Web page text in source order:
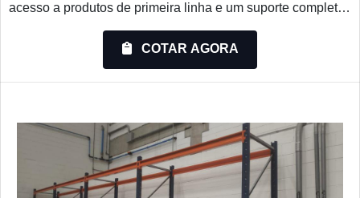
acesso a produtos de primeira linha e um suporte completo,
SOBRE PORTA PALLETQuem quer achar porta pallet em
uma empresa comprometida com seus serviços, descobre a
Montiaço Estruturas. A empresa trabalha com porta-paletes
COTAR AGORA